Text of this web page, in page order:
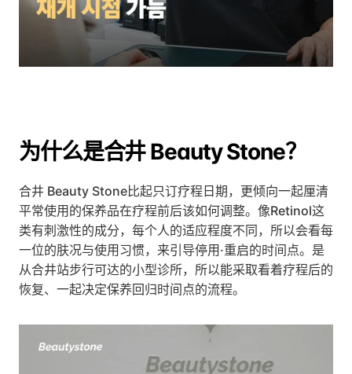
为什么是合井 Beauty Stone？
合井 Beauty Stone比起只订疗程日期，更倾向一起厘清
平常使用的保养品在疗程前后该如何调整。像Retinol这
类有刺激性的成分，每个人的适应程度不同，所以会看每
一位的肤况与使用习惯，来引导停用·重启的时间点。是
从合井站步行可达的小型诊所，所以能采取看着疗程后的
恢复、一起决定保养回归时间点的流程。